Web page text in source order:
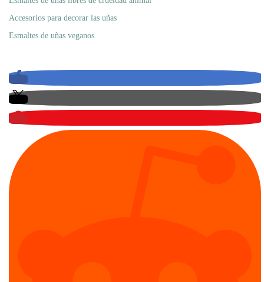
Accesorios para decorar las uñas
Esmaltes de uñas veganos